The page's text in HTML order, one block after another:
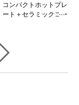
コンパクトホットプレ
ート＋セラミックコー